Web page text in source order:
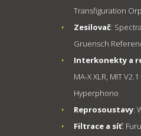
Transfiguration
Zesilovač:
Gruensch
Interkonekty a
MA-X XLR, MIT
Hyperphono
Reprosoustavy:
Filtrace a síť: